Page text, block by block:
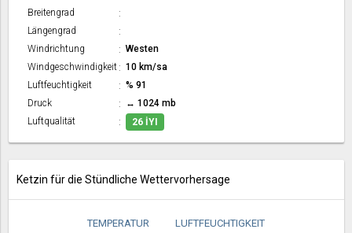
Breitengrad
Längengrad
Windrichtung
Westen
Windgeschwindigkeit
10 km/sa
Luftfeuchtigkeit
% 91
Druck
↔ 1024 mb
Luftqualität
26 İYI
Ketzin für die Stündliche Wettervorhersage
TEMPERATUR LUFTFEUCHTIGKEIT